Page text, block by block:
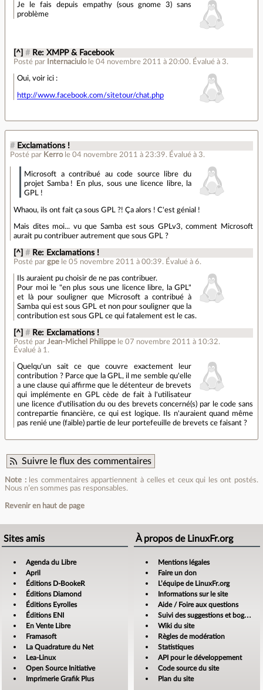
Je le fais depuis empathy (sous gnome 3) sans
problème
[^] # Re: XMPP & Facebook
Posté par Internaciulo le 04 novembre 2011 à 20:00. Évalué à 3.
Oui, voir ici :
http://www.facebook.com/sitetour/chat.php
# Exclamations !
Posté par Kerro le 04 novembre 2011 à 23:39. Évalué à 3.
Microsoft a contribué au code source libre du
projet Samba ! En plus, sous une licence libre, la
GPL !
Whaou, ils ont fait ça sous GPL ?! Ça alors ! C'est génial !
Mais dites moi... vu que Samba est sous GPLv3, comment Microsoft
aurait pu contribuer autrement que sous GPL ?
[^] # Re: Exclamations !
Posté pargpe le 05 novembre 2011 à 00:39. Évalué à6.
Ils auraient pu choisir de ne pas contribuer.
Pour moi le "en plus sous une licence libre, la GPL"
et là pour souligner que Microsoft a contribué à
Samba qui est sous GPL et non pour souligner que la
contribution est sous GPL ce qui fatalement est le cas.
[^] # Re: Exclamations !
Posté parJean-Michel Philippe le 07 novembre 2011 à 10:32.
Évalué à 1 .
Quelqu'un sait ce que couvre exactement leur
contribution ? Parce que la GPL, il me semble qu'elle
a une clause qui affirme que le détenteur de brevets
qui implémente en GPL cède de fait à l'utilisateur
une licence d'utilisation du ou des brevets concerné(s) par le code sans
contrepartie financière, ce qui est logique. Ils n'auraient quand même
pas renié une (faible) partie de leur portefeuille de brevets ce faisant ?
Suivre le flux des commentaires
Note :les commentaires appartiennent à celles et ceux qui les ont postés.
Nous n’en sommes pas responsables.
Revenir en haut de page
Sites amis
Agenda du Libre
April
Éditions D-BookeR
Éditions Diamond
Éditions Eyrolles
Éditions ENI
En Vente Libre
Framasoft
La Quadrature du Net
Lea-Linux
Open Source Initiative
Imprimerie Grafik Plus
À propos de LinuxFr.org
Mentions légales
Faire un don
L’équipe de LinuxFr.org
Informations sur le site
Aide / Foire aux questions
Suivi des suggestions et bogues
Wiki du site
Règles de modération
Statistiques
API pour le développement
Code source du site
Plan du site